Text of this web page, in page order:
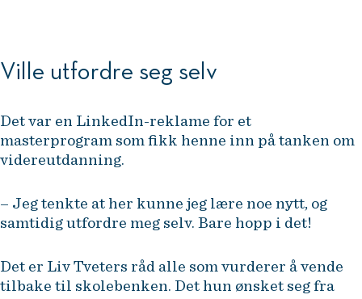
Ville utfordre seg selv
Det var en LinkedIn-reklame for et
masterprogram som fikk henne inn på tanken om
videreutdanning.
– Jeg tenkte at her kunne jeg lære noe nytt, og
samtidig utfordre meg selv. Bare hopp i det!
Det er Liv Tveters råd alle som vurderer å vende
tilbake til skolebenken. Det hun ønsket seg fra